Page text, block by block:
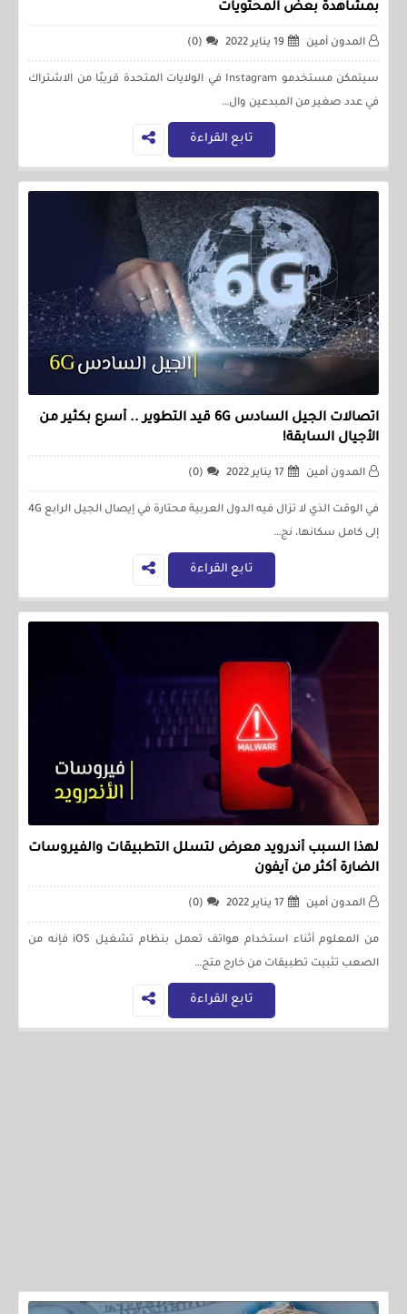
بمشاهدة بعض المحتويات
المدون أمين 19 يناير 2022 (0)
سيتمكن مستخدمو Instagram في الولايات المتحدة قريبًا من الاشتراك
في عدد صغير من المبدعين وال…
تابع القراءة
اتصالات الجيل السادس 6G قيد التطوير .. أسرع بكثير من
الأجيال السابقة!
المدون أمين 17 يناير 2022 (0)
في الوقت الذي لا تزال فيه الدول العربية محتارة في إيصال الجيل الرابع 4G
إلى كامل سكانها، نج…
تابع القراءة
لهذا السبب أندرويد معرض لتسلل التطبيقات والفيروسات
الضارة أكثر من آيفون
المدون أمين 17 يناير 2022 (0)
من المعلوم أثناء استخدام هواتف تعمل بنظام تشغيل iOS فإنه من
الصعب تثبيت تطبيقات من خارج متج…
تابع القراءة